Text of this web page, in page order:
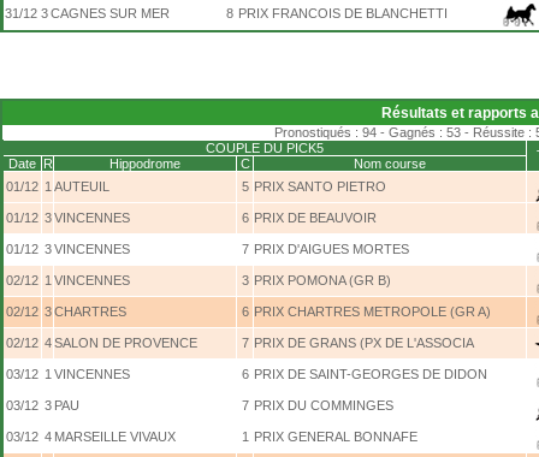
31/12 3CAGNES SUR MER 8 PRIX FRANCOIS DE BLANCHETTI
Résultats et rapports
Pronostiqués : 94 - Gagnés : 53 - Réussite :
COUPLE DU PICK5
Date R Hippodrome C
Nom course
01/12 1 AUTEUIL 5 PRIX SANTO PIETRO
01/12 3 VINCENNES 6 PRIX DE BEAUVOIR
01/12 3 VINCENNES 7 PRIX D'AIGUES MORTES
02/12 1 VINCENNES 3 PRIX POMONA (GR B)
02/12 3 CHARTRES 6 PRIX CHARTRES METROPOLE (GR A)
02/12 4 SALON DE PROVENCE 7 PRIX DE GRANS (PX DE L'ASSOCIA
03/12 1 VINCENNES 6 PRIX DE SAINT-GEORGES DE DIDON
03/12 3 PAU 7 PRIX DU COMMINGES
03/12 4 MARSEILLE VIVAUX 1 PRIX GENERAL BONNAFE